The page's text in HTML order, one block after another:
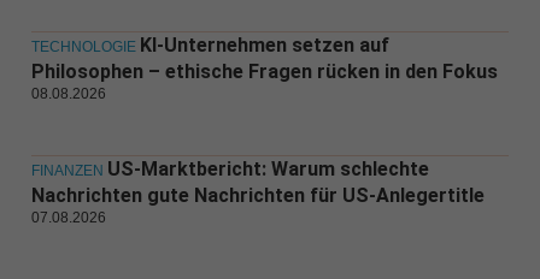
TECHNOLOGIE KI-Unternehmen setzen auf
Philosophen – ethische Fragen rücken in den Fokus
08.08.2026
FINANZEN US-Marktbericht: Warum schlechte
Nachrichten gute Nachrichten für US-Anlegertitle
07.08.2026